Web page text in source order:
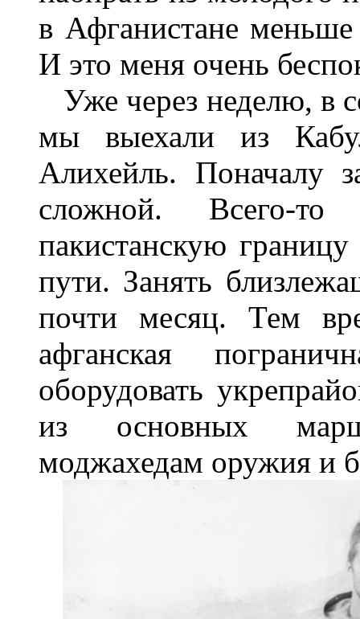
в Афганистане
И это меня очень
Уже через неделю, в
мы выехали из
Алихейль. Поначалу
сложной. Всего-
пакистанскую
пути. Занять
почти месяц. Тем
афганская
оборудовать
из основных
моджахедам оружия и